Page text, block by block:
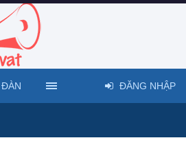
ĐÀN ĐĂNG NHẬP